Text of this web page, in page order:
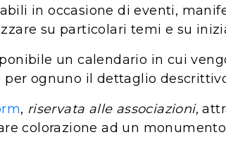
in occasione di eventi,
su particolari temi e su
un calendario in cui
ognuno il dettaglio
, riservata alle associazioni,
colorazione ad un